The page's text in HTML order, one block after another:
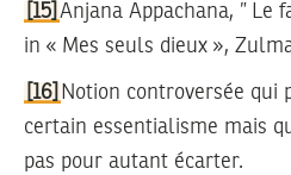
[15] Anjana Appachana, ” Le
in « Mes seuls dieux »,
[16] Notion controversée qui
certain essentialisme mais
pas pour autant écarter.